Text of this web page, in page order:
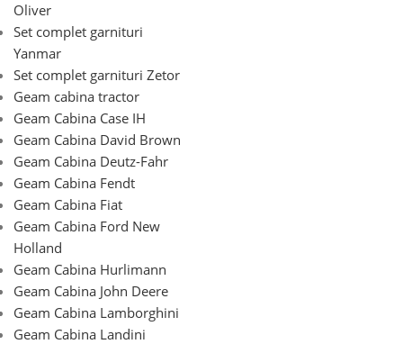
Oliver
Set complet garnituri
Yanmar
Set complet garnituri Zetor
Geam cabina tractor
Geam Cabina Case IH
Geam Cabina David Brown
Geam Cabina Deutz-Fahr
Geam Cabina Fendt
Geam Cabina Fiat
Geam Cabina Ford New
Holland
Geam Cabina Hurlimann
Geam Cabina John Deere
Geam Cabina Lamborghini
Geam Cabina Landini